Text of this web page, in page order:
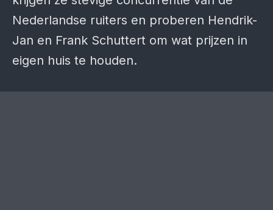
Nederlandse ruiters en proberen Hendrik-
Jan en Frank Schuttert om wat prijzen in
eigen huis te houden.